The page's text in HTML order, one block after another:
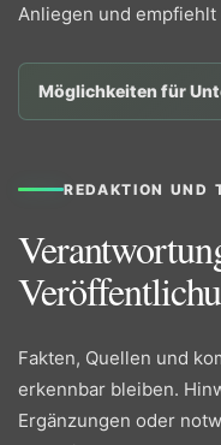
Anliegen und
Möglichkeiten für
REDAKTION UND
Fakten, Quellen und
erkennbar bleiben.
Ergänzungen oder